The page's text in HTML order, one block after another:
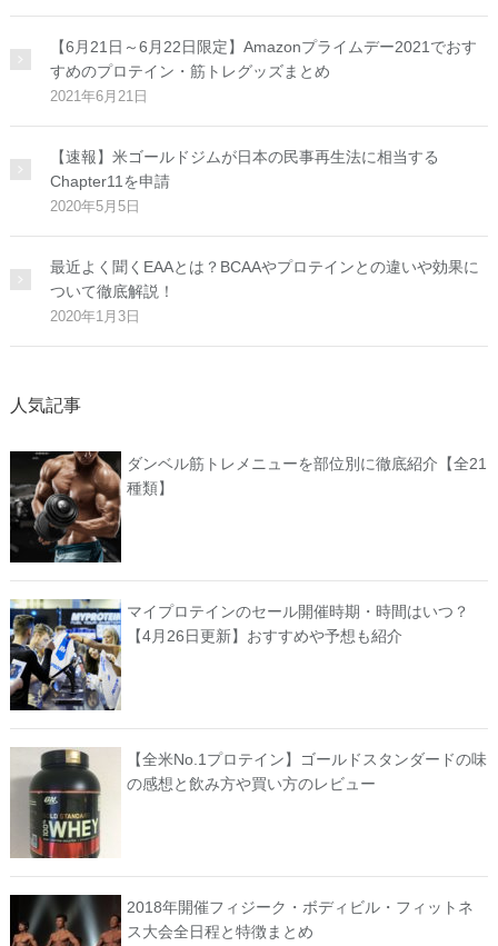
【6月21日～6月22日限定】Amazonプライムデー2021でおす
すめのプロテイン・筋トレグッズまとめ
2021年6月21日
【速報】米ゴールドジムが日本の民事再生法に相当する
Chapter11を申請
2020年5月5日
最近よく聞くEAAとは？BCAAやプロテインとの違いや効果に
ついて徹底解説！
2020年1月3日
人気記事
ダンベル筋トレメニューを部位別に徹底紹介【全21
種類】
マイプロテインのセール開催時期・時間はいつ？
【4月26日更新】おすすめや予想も紹介
【全米No.1プロテイン】ゴールドスタンダードの味
の感想と飲み方や買い方のレビュー
2018年開催フィジーク・ボディビル・フィットネ
ス大会全日程と特徴まとめ